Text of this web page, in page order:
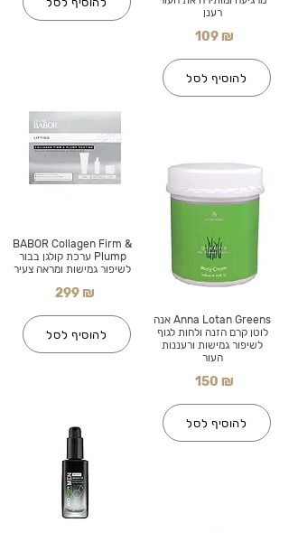
BABOR Collagen Firm &
Plump ערכת קולגן בבור
לשיפור גמישות ומראה צעיר
299 ₪
להוסיף לסל
רענן
109 ₪
להוסיף לסל
Anna Lotan Greens אנה
לוטן קרם הזנה ולחות לגוף
לשיפור גמישות ורעננות
העור
150 ₪
להוסיף לסל